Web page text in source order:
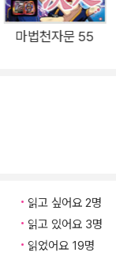
미리 준비해 둔
의 능력에 의해 폭
대한 이야기를 들
, 리포소로 향한
서 모인 리더만큼
시엔을 조용히 지
두 사람에게 무슨
마법천자문 55
읽고 싶어요 2명
읽고 있어요 3명
읽었어요 19명